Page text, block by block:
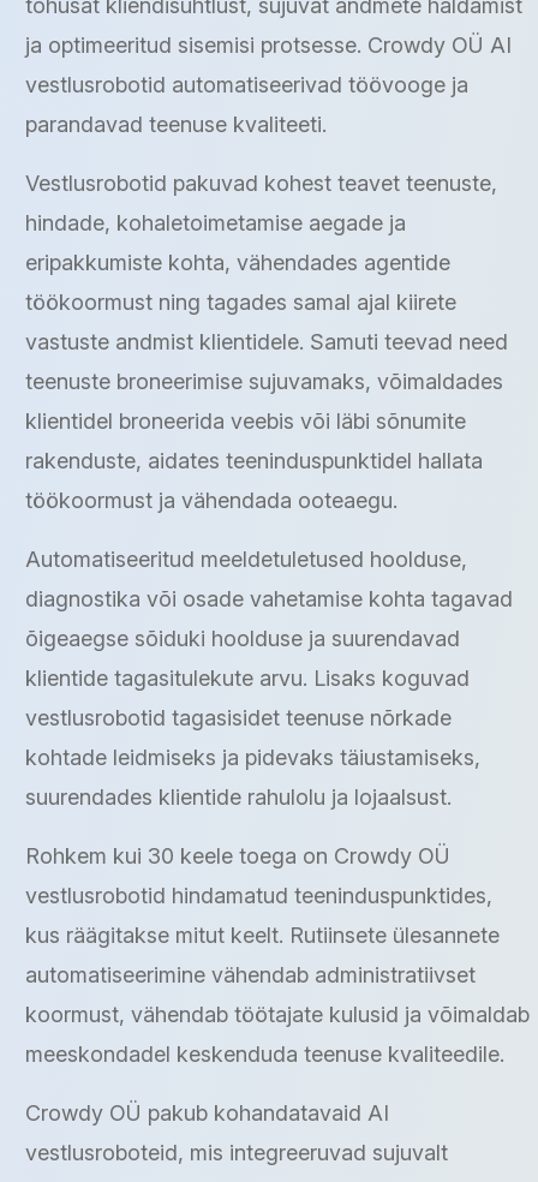
tõhusat kliendisuhtlust, sujuvat andmete haldamist
ja optimeeritud sisemisi protsesse. Crowdy OÜ AI
vestlusrobotid automatiseerivad töövooge ja
parandavad teenuse kvaliteeti.
Vestlusrobotid pakuvad kohest teavet teenuste,
hindade, kohaletoimetamise aegade ja
eripakkumiste kohta, vähendades agentide
töökoormust ning tagades samal ajal kiirete
vastuste andmist klientidele. Samuti teevad need
teenuste broneerimise sujuvamaks, võimaldades
klientidel broneerida veebis või läbi sõnumite
rakenduste, aidates teeninduspunktidel hallata
töökoormust ja vähendada ooteaegu.
Automatiseeritud meeldetuletused hoolduse,
diagnostika või osade vahetamise kohta tagavad
õigeaegse sõiduki hoolduse ja suurendavad
klientide tagasitulekute arvu. Lisaks koguvad
vestlusrobotid tagasisidet teenuse nõrkade
kohtade leidmiseks ja pidevaks täiustamiseks,
suurendades klientide rahulolu ja lojaalsust.
Rohkem kui 30 keele toega on Crowdy OÜ
vestlusrobotid hindamatud teeninduspunktides,
kus räägitakse mitut keelt. Rutiinsete ülesannete
automatiseerimine vähendab administratiivset
koormust, vähendab töötajate kulusid ja võimaldab
meeskondadel keskenduda teenuse kvaliteedile.
Crowdy OÜ pakub kohandatavaid AI
vestlusroboteid, mis integreeruvad sujuvalt